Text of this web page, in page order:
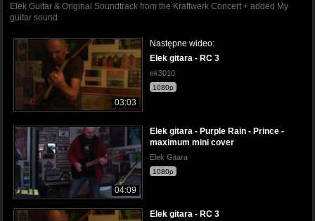
Elek Guitar & Original Soundtrack from the Kraftwerk Concert + added My
guitar sound
03:03
Następne wideo:
Elek gitara - RC 3
ek3010
1080p
04:09
Elek gitara - Purple Rain - Prince -
maximum mini cover
Elek Gitara
1080p
Elek gitara - RC 3